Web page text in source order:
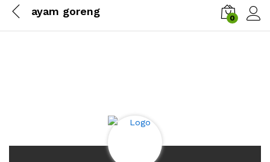
ayam goreng
0